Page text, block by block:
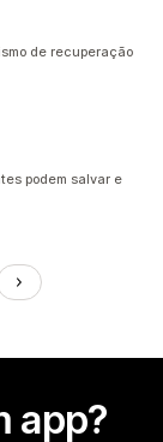
de recuperação
podem salvar e
app?